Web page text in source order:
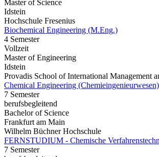
Master of Science
Idstein
Hochschule Fresenius
Biochemical Engineering (M.Eng.)
4 Semester
Vollzeit
Master of Engineering
Idstein
Provadis School of International Management
Chemical Engineering (Chemieingenieurwesen)
7 Semester
berufsbegleitend
Bachelor of Science
Frankfurt am Main
Wilhelm Büchner Hochschule
FERNSTUDIUM - Chemische
7 Semester